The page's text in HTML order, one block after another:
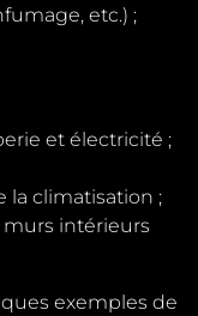
etc.) ;
et électricité ;
la climatisation ;
intérieurs
exemples de